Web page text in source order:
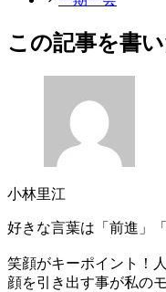
この記事を書
小林里江
好きな言葉は「前進」
笑顔がキーポイント！
顔を引き出す事が私のモ